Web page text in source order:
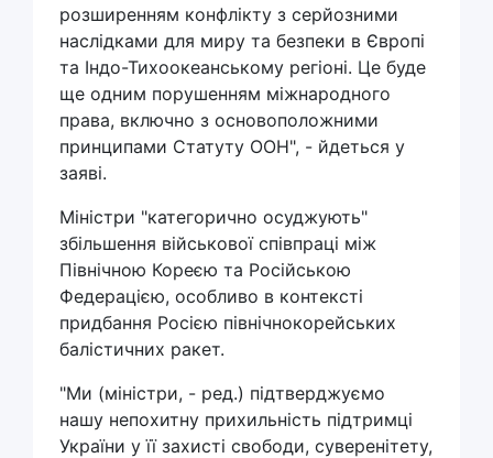
розширенням конфлікту з серйозними
наслідками для миру та безпеки в Європі
та Індо-Тихоокеанському регіоні. Це буде
ще одним порушенням міжнародного
права, включно з основоположними
принципами Статуту ООН", - йдеться у
заяві.
Міністри "категорично осуджують"
збільшення військової співпраці між
Північною Кореєю та Російською
Федерацією, особливо в контексті
придбання Росією північнокорейських
балістичних ракет.
"Ми (міністри, - ред.) підтверджуємо
нашу непохитну прихильність підтримці
України у її захисті свободи, суверенітету,